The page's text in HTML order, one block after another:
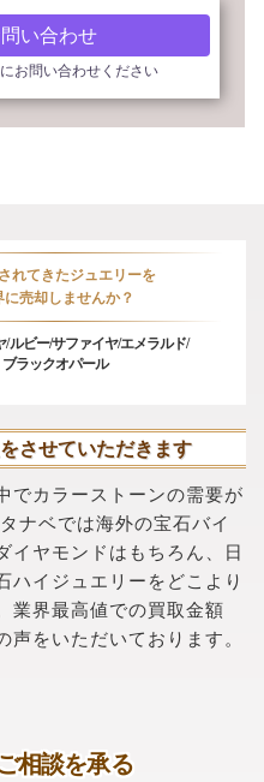
い合わせ
お問い合わせください
れてきたジュエリーを
に売却しませんか？
/ルビー/サファイヤ/エメラルド/
ブラックオパール
させていただきます
でカラーストーンの需要が
ナベでは海外の宝石バイ
イヤモンドはもちろん、日
ハイジュエリーをどこより
業界最高値での買取金額
声をいただいております。
相談を承る